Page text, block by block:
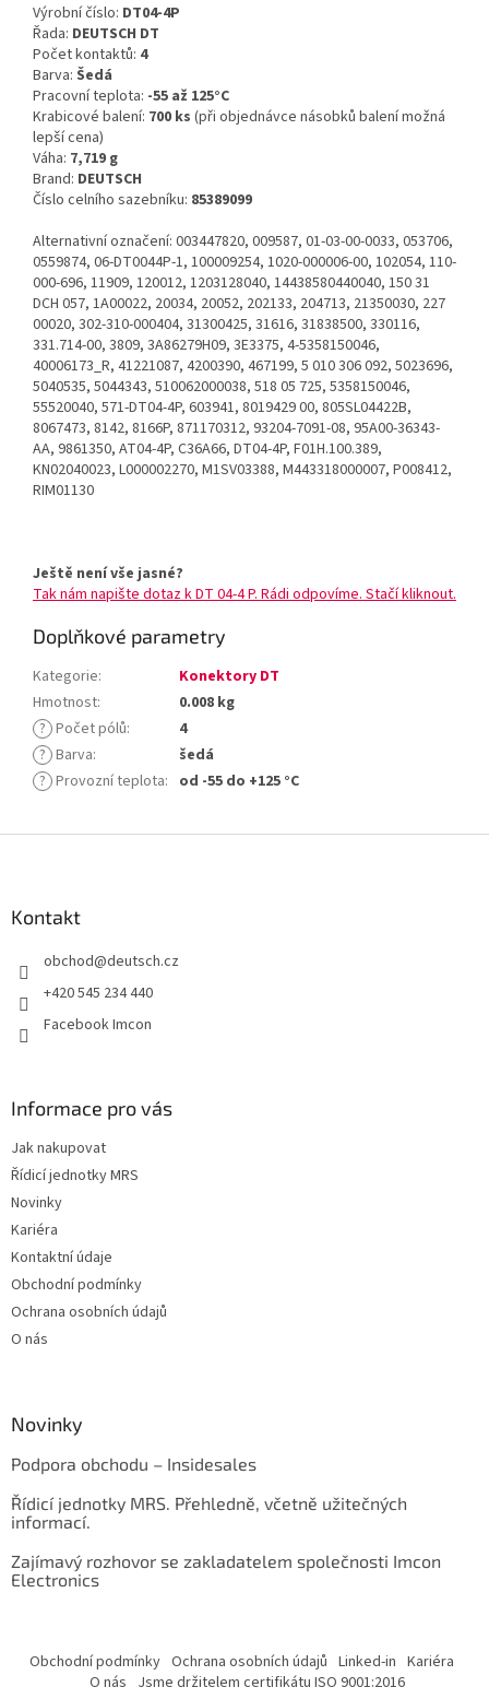
Výrobní číslo: DT04-4P
Řada: DEUTSCH DT
Počet kontaktů: 4
Barva: Šedá
Pracovní teplota: -55 až 125°C
Krabicové balení: 700 ks (při objednávce násobků balení možná
lepší cena)
Váha: 7,719 g
Brand: DEUTSCH
Číslo celního sazebníku: 85389099
Alternativní označení: 003447820, 009587, 01-03-00-0033, 053706,
0559874, 06-DT0044P-1, 100009254, 1020-000006-00, 102054, 110-
000-696, 11909, 120012, 1203128040, 14438580440040, 150 31
DCH 057, 1A00022, 20034, 20052, 202133, 204713, 21350030, 227
00020, 302-310-000404, 31300425, 31616, 31838500, 330116,
331.714-00, 3809, 3A86279H09, 3E3375, 4-5358150046,
40006173_R, 41221087, 4200390, 467199, 5 010 306 092, 5023696,
5040535, 5044343, 510062000038, 518 05 725, 5358150046,
55520040, 571-DT04-4P, 603941, 8019429 00, 805SL04422B,
8067473, 8142, 8166P, 871170312, 93204-7091-08, 95A00-36343-
AA, 9861350, AT04-4P, C36A66, DT04-4P, F01H.100.389,
KN02040023, L000002270, M1SV03388, M443318000007, P008412,
RIM01130
Ještě není vše jasné?
Tak nám napište dotaz k DT 04-4 P. Rádi odpovíme. Stačí kliknout.
Doplňkové parametry
Kategorie:
Konektory DT
Hmotnost:
0.008 kg
? Počet pólů:
4
? Barva:
šedá
? Provozní teplota: od -55 do +125 °C
Kontakt
obchod@deutsch.cz
+420 545 234 440
Facebook Imcon
Informace pro vás
Jak nakupovat
Řídicí jednotky MRS
Novinky
Kariéra
Kontaktní údaje
Obchodní podmínky
Ochrana osobních údajů
O nás
Novinky
Podpora obchodu – Insidesales
Řídicí jednotky MRS. Přehledně, včetně užitečných
informací.
Zajímavý rozhovor se zakladatelem společnosti Imcon
Electronics
Obchodní podmínky Ochrana osobních údajů Linked-in Kariéra
O nás Jsme držitelem certifikátu ISO 9001:2016